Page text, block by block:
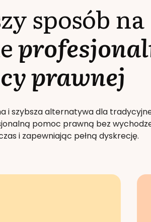
sposób na
prawnej
i szybsza alternatywa dla
pomoc prawną bez
i zapewniając pełną dyskrecję.